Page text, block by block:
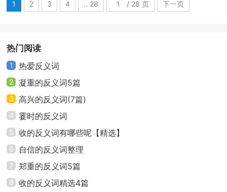
1 2 3 4 .. 28 / 28 页 下一页
热门阅读
1 热爱反义词
2 凝重的反义词5篇
3 高兴的反义词(7篇)
4 霎时的反义词
5 收的反义词有哪些呢【精选】
6 自信的反义词整理
7 郑重的反义词5篇
8 收的反义词精选4篇